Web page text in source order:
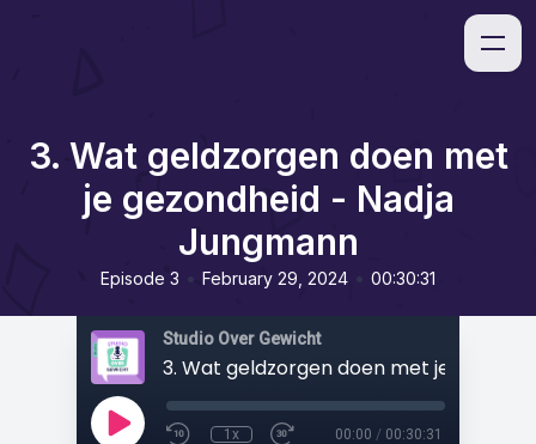
3. Wat geldzorgen doen met
je gezondheid - Nadja
Jungmann
Episode 3 February 29, 2024 00:30:31
Studio Over Gewicht
1x 00:00 / 00:30:31